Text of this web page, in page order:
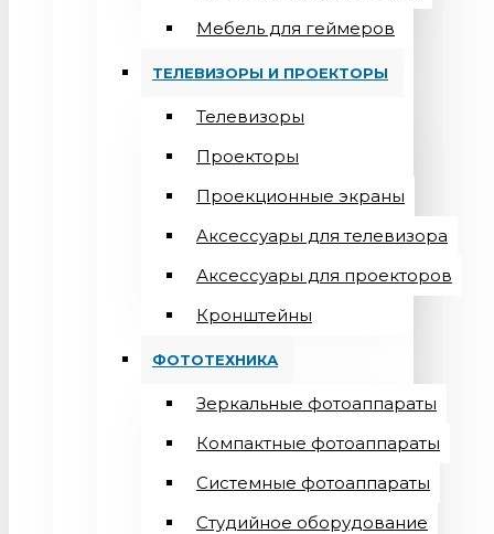
Мебель для геймеров
ТЕЛЕВИЗОРЫ И ПРОЕКТОРЫ
Телевизоры
Проекторы
Проекционные экраны
Aксессуары для телевизора
Аксессуары для проекторов
Кронштейны
ФОТОТЕХНИКА
Зеркальные фотоаппараты
Компактные фотоаппараты
Системные фотоаппараты
Студийное оборудование